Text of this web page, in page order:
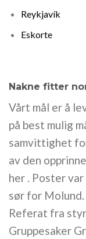
Reykjavík
Eskorte
Nakne fitter
Vårt mål er å
på best mulig
samvittighet
av den
her . Poster
sør for Molund.
Referat fra
Gruppesaker